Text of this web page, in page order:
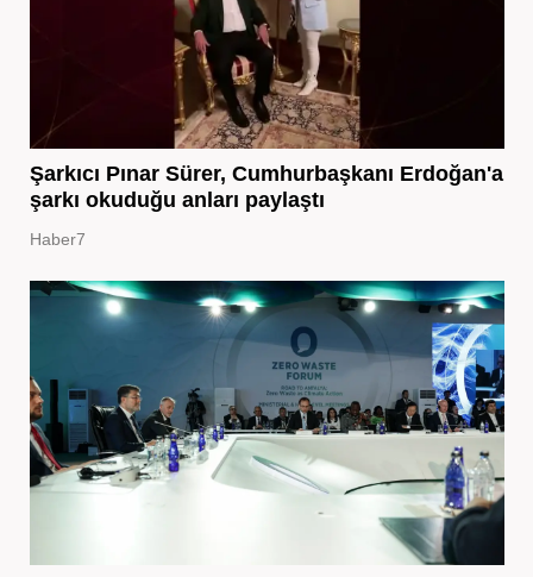
Şarkıcı Pınar Sürer, Cumhurbaşkanı Erdoğan'a
şarkı okuduğu anları paylaştı
Haber7